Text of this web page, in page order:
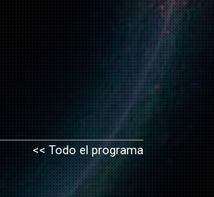
<< Todo el programa